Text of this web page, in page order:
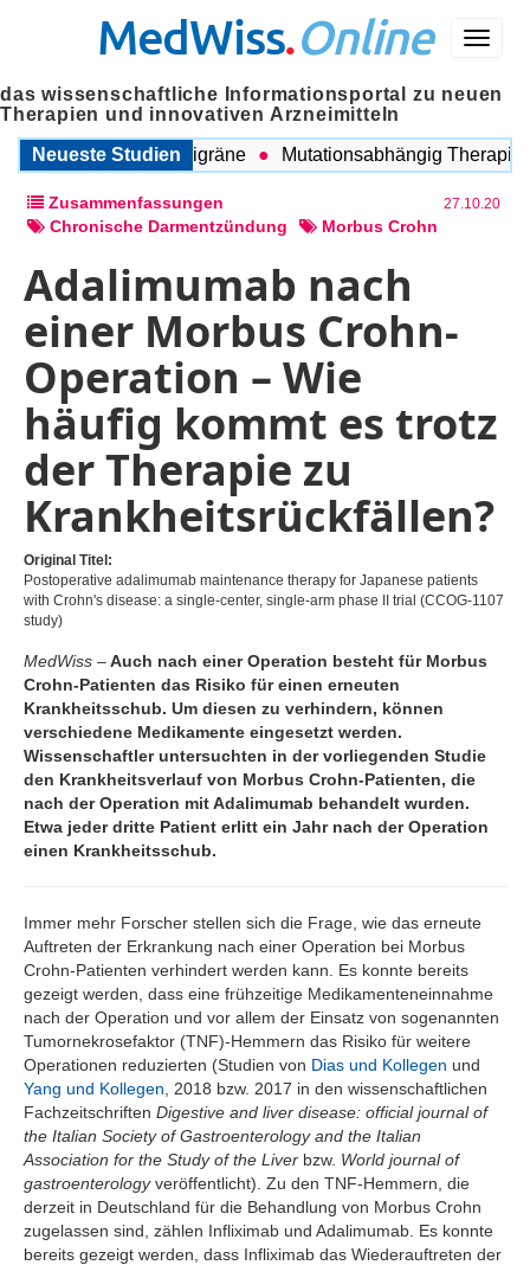
Menü
MedWiss.Online
das wissenschaftliche Informationsportal zu neuen
Therapien und innovativen Arzneimitteln
Neueste Studien
COPD und Migräne Mutationsabhängig Therapie
Zusammenfassungen 27.10.20
Chronische Darmentzündung Morbus Crohn
Adalimumab nach
einer Morbus Crohn-
Operation – Wie
häufig kommt es trotz
der Therapie zu
Krankheitsrückfällen?
Original Titel:
Postoperative adalimumab maintenance therapy for Japanese patients
with Crohn's disease: a single-center, single-arm phase II trial (CCOG-1107
study)
MedWiss –Auch nach einer Operation besteht für Morbus
Crohn-Patienten das Risiko für einen erneuten
Krankheitsschub. Um diesen zu verhindern, können
verschiedene Medikamente eingesetzt werden.
Wissenschaftler untersuchten in der vorliegenden Studie
den Krankheitsverlauf von Morbus Crohn-Patienten, die
nach der Operation mit Adalimumab behandelt wurden.
Etwa jeder dritte Patient erlitt ein Jahr nach der Operation
einen Krankheitsschub.
Immer mehr Forscher stellen sich die Frage, wie das erneute
Auftreten der Erkrankung nach einer Operation bei Morbus
Crohn-Patienten verhindert werden kann. Es konnte bereits
gezeigt werden, dass eine frühzeitige Medikamenteneinnahme
nach der Operation und vor allem der Einsatz von sogenannten
Tumornekrosefaktor (TNF)-Hemmern das Risiko für weitere
Operationen reduzierten (Studien von Dias und Kollegen und
Yang und Kollegen , 2018 bzw. 2017 in den wissenschaftlichen
Fachzeitschriften Digestive and liver disease: official journal of
the Italian Society of Gastroenterology and the Italian
Association for the Study of the Liver bzw. World journal of
gastroenterologyveröffentlicht). Zu den TNF-Hemmern, die
derzeit in Deutschland für die Behandlung von Morbus Crohn
zugelassen sind, zählen Infliximab und Adalimumab. Es konnte
bereits gezeigt werden, dass Infliximab das Wiederauftreten der